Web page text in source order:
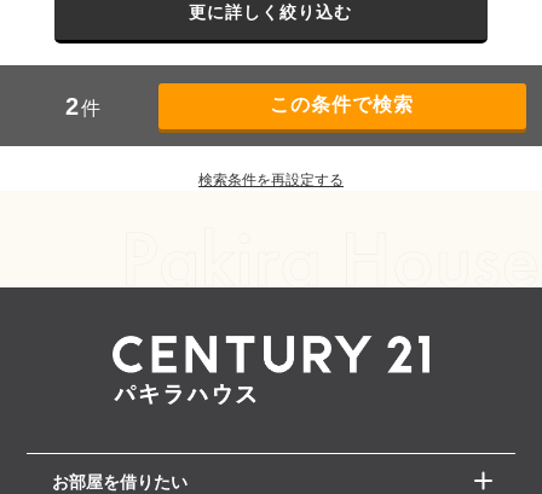
更に詳しく絞り込む
2件
検索条件を再設定する
お部屋を借りたい